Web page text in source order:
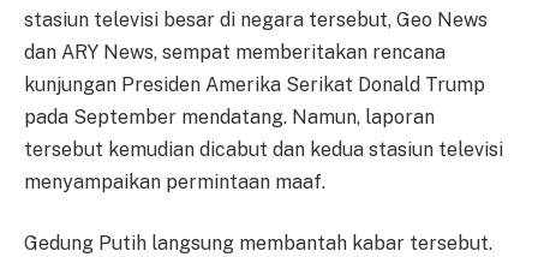
stasiun televisi besar di negara tersebut, Geo News
dan ARY News, sempat memberitakan rencana
kunjungan Presiden Amerika Serikat Donald Trump
pada September mendatang. Namun, laporan
tersebut kemudian dicabut dan kedua stasiun televisi
menyampaikan permintaan maaf.
Gedung Putih langsung membantah kabar tersebut.